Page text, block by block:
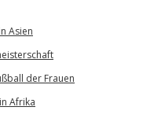
Asien
der Frauen
Afrika